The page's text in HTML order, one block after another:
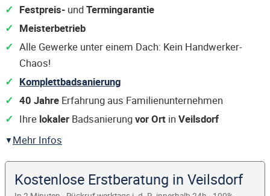
Festpreis- undTermingarantie
Meisterbetrieb
Alle Gewerke unter einem Dach: Kein Handwerker-
Chaos!
Komplettbadsanierung
40 Jahre Erfahrung aus Familienunternehmen
Ihre lokaler Badsanierungvor Ort in Veilsdorf
Mehr Infos
Kostenlose Erstberatung in Veilsdorf